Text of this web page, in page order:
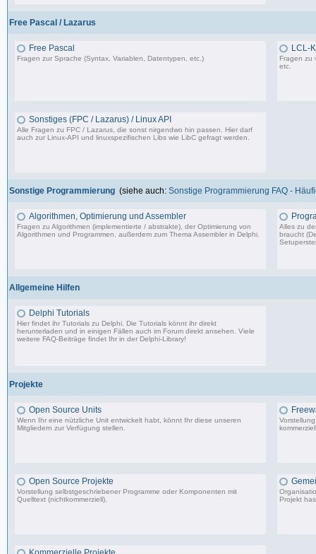
Free Pascal / Lazarus
Free Pascal
Fragen zur Sprache (Syntax, Variablen, Datentypen, etc.)
LCL-
Fragen zu
etc.
Sonstiges (FPC / Lazarus) / Linux API
Alle Fragen zu FPC / Lazarus, die sonst nirgendwo hin passen. Hier darf
auch zur Linux-API und linuxspezifischen Libs wie LibC gefragt werden.
Sonstige Programmierung (siehe auch: Sonstige Programmierung FAQ -
Algorithmen, Optimierung und Assembler
Fragen zu Algorithmen (implementierte / abstrakte), der Optimierung von
Algorithmen und Programmen, außerdem zum Thema Assembler in Delphi.
Alles zu
braucht
Allgemeine Hilfen
Delphi Tutorials
Hier findet ihr Tutorials zu Delphi. Die Tutorials könnt ihr direkt
herunterladen und in einigen Fällen auch im Forum direkt ansehen. Viele
weitere FAQ-Beiträge findet Ihr in der Delphi-Library!
Projekte
Open Source Units
Wenn Ihr eine nützliche Unit entwickelt habt, könnt Ihr diese unseren
Mitgliedern zur Verfügung stellen.
Open Source Projekte
Vorstellung selbstgeschriebener Programme oder Komponenten mit
Quelltext (nichtkommerziell).
Projekt